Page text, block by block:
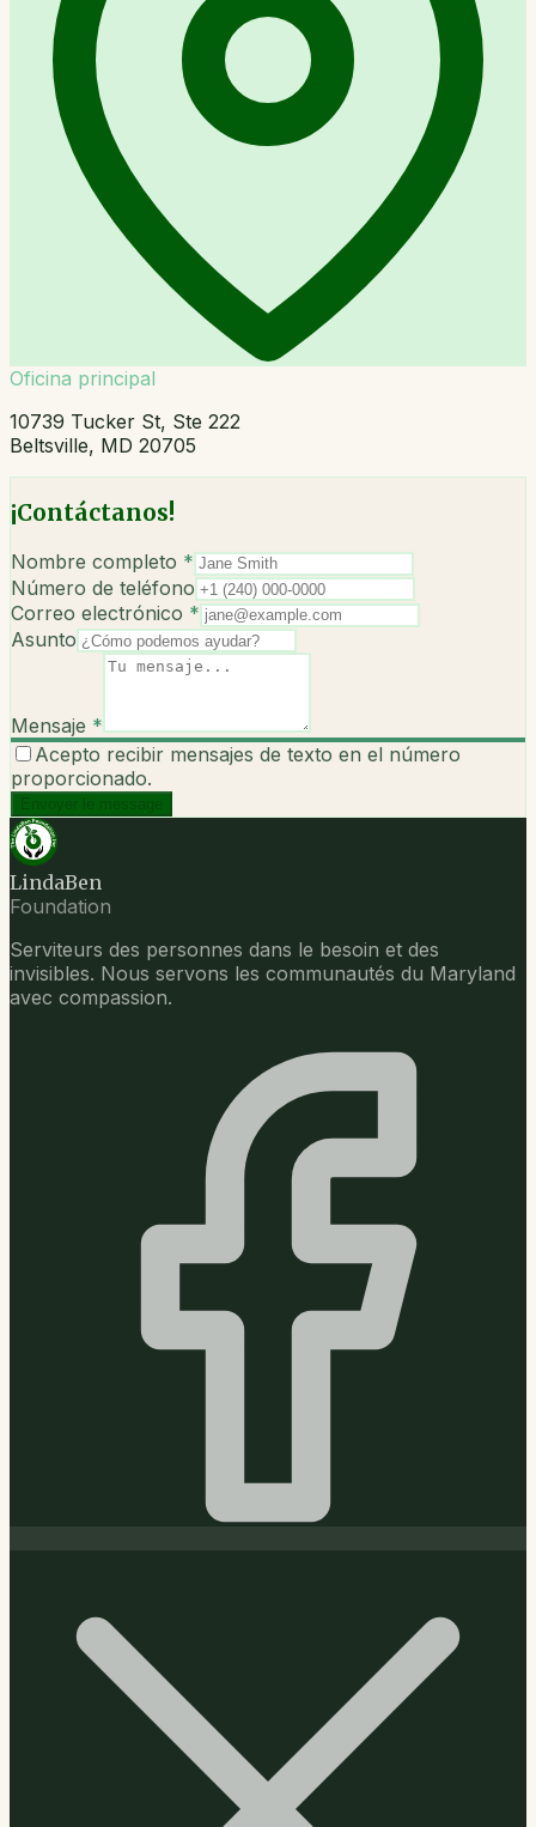
Oficina principal
10739 Tucker St, Ste 222
Beltsville, MD 20705
¡Contáctanos!
Nombre completo *
Número de teléfono
Correo electrónico *
Asunto
Mensaje *
Acepto recibir mensajes de texto en el número
proporcionado.
Envoyer le message
LindaBen
Foundation
Serviteurs des personnes dans le besoin et des
invisibles. Nous servons les communautés du Maryland
avec compassion.